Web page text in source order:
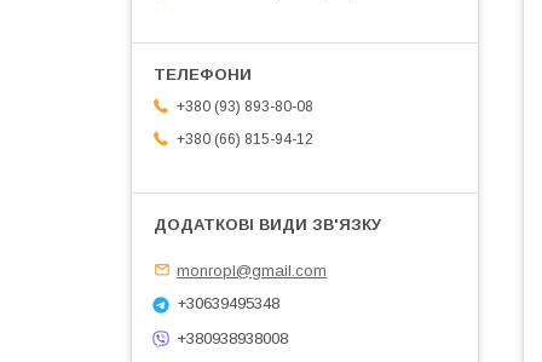
+380 (93) 893-80-08
+380 (66) 815-94-12
monropl@gmail.com
+30639495348
+380938938008